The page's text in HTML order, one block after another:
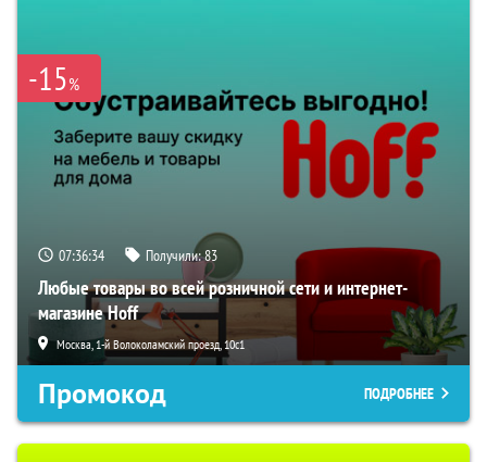
-15%
07:36:33 Получили:83
Любые товары во всей розничной сети и интернет-
магазине Hoff
Москва, 1-й Волоколамский проезд, 10с1
Промокод ПОДРОБНЕЕ